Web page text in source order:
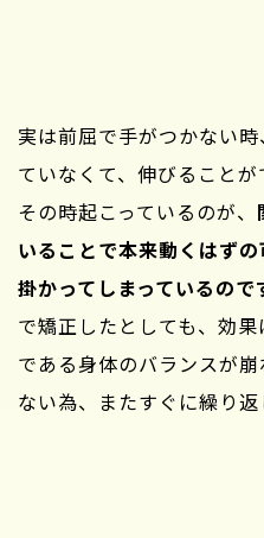
実は前屈で手がつかない
ていなくて、伸びることが
その時起こっているのが、
いることで本来動くはず
掛かってしまっているので
で矯正したとしても、効
である身体のバランスが
ない為、またすぐに繰り返